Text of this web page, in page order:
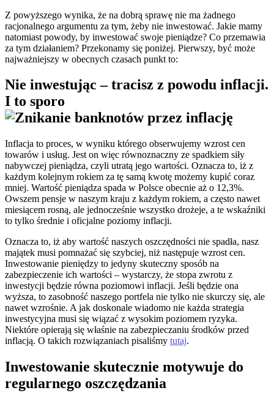
Z powyższego wynika, że na dobrą sprawę nie ma żadnego
racjonalnego argumentu za tym, żeby nie inwestować. Jakie mamy
natomiast powody, by inwestować swoje pieniądze? Co przemawia
za tym działaniem? Przekonamy się poniżej. Pierwszy, być może
najważniejszy w obecnych czasach punkt to:
Nie inwestując – tracisz z powodu inflacji.
I to sporo
Inflacja to proces, w wyniku którego obserwujemy wzrost cen
towarów i usług. Jest on więc równoznaczny ze spadkiem siły
nabywczej pieniądza, czyli utratą jego wartości. Oznacza to, iż z
każdym kolejnym rokiem za tę samą kwotę możemy kupić coraz
mniej. Wartość pieniądza spada w Polsce obecnie aż o 12,3%.
Owszem pensje w naszym kraju z każdym rokiem, a często nawet
miesiącem rosną, ale jednocześnie wszystko drożeje, a te wskaźniki
to tylko średnie i oficjalne poziomy inflacji.
Oznacza to, iż aby wartość naszych oszczędności nie spadła, nasz
majątek musi pomnażać się szybciej, niż następuje wzrost cen.
Inwestowanie pieniędzy to jedyny skuteczny sposób na
zabezpieczenie ich wartości – wystarczy, że stopa zwrotu z
inwestycji będzie równa poziomowi inflacji. Jeśli będzie ona
wyższa, to zasobność naszego portfela nie tylko nie skurczy się, ale
nawet wzrośnie. A jak doskonale wiadomo nie każda strategia
inwestycyjna musi się wiązać z wysokim poziomem ryzyka.
Niektóre opierają się właśnie na zabezpieczaniu środków przed
inflacją. O takich rozwiązaniach pisaliśmy tutaj.
Inwestowanie skutecznie motywuje do
regularnego oszczędzania